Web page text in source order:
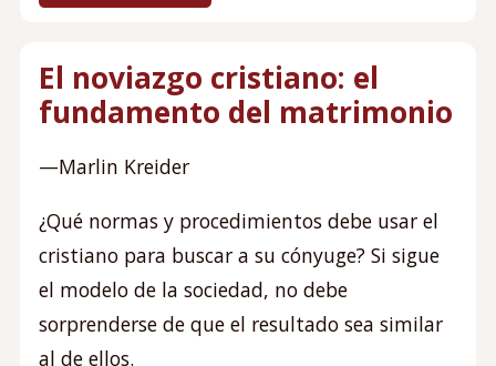
El noviazgo cristiano: el
fundamento del matrimonio
—Marlin Kreider
¿Qué normas y procedimientos debe usar el
cristiano para buscar a su cónyuge? Si sigue
el modelo de la sociedad, no debe
sorprenderse de que el resultado sea similar
al de ellos.